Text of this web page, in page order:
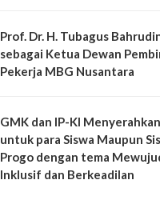
Prof. Dr. H. Tubagus
sebagai Ketua Dewan
Pekerja MBG Nusantara
GMK dan IP-KI
untuk para Siswa Maupun
Progo dengan tema
Inklusif dan Berkeadilan